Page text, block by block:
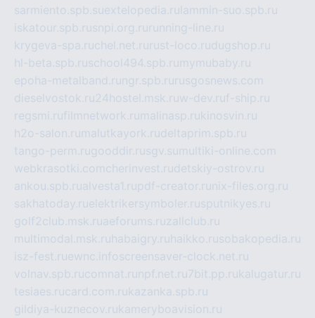
sarmiento.spb.suextelopedia.ru lammin-suo.spb.ru
iskatour.spb.rusnpi.org.ru running-line.ru
krygeva-spa.ruchel.net.ru rust-loco.rudugshop.ru
hl-beta.spb.ruschool494.spb.ru mymubaby.ru
epoha-metalband.ru ngr.spb.ru rusgosnews.com
dieselvostok.ru24hostel.msk.ruw-dev.ruf-ship.ru
regsmi.rufilmnetwork.ru malinasp.rukinosvin.ru
h2o-salon.ru malutkayork.rudeltaprim.spb.ru
tango-perm.rugooddir.rusgv.su multiki-online.com
webkrasotki.comcherinvest.rudetskiy-ostrov.ru
ankou.spb.rualvesta1.rupdf-creator.ru nix-files.org.ru
sakhatoday.ruelektrikersymboler.rusputnikyes.ru
golf2club.msk.ruaeforums.ruzallclub.ru
multimodal.msk.ru habaigry.ru haikko.rusobakopedia.ru
isz-fest.ruewnc.infoscreensaver-clock.net.ru
volnav.spb.rucomnat.ru npf.net.ru 7bit.pp.rukalugatur.ru
tesiaes.rucard.com.rukazanka.spb.ru
gildiya-kuznecov.rukameryboavision.ru